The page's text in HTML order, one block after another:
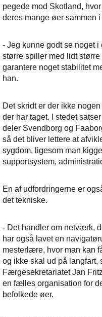
pegede mod Skotland,
deres mange øer sammen
- Jeg kunne godt se noget i
større spiller med lidt
garantere noget stabilitet
han.
Det skridt er der ikke
der har taget. I stedet
deler Svendborg og
så det bliver lettere at
sygdom, ligesom man
supportsystem,
En af udfordringerne er
det tekniske.
- Det handler om netværk,
har også lavet en
mesterlære, hvor man kan
og ikke skal ud på langfart,
Færgesekretariatet Jan
en fælles organisation for
befolkede øer.